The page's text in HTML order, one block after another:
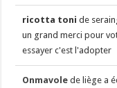
ricotta tonide
un grand merci pour
essayer c'est l'adopter
Onmavole de liège a